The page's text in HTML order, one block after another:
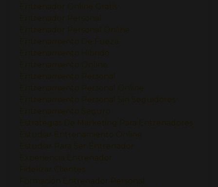
Entrenador Online Gratis
Entrenador Personal
Entrenador Personal Online
Entrenamiento De Fueza
Entrenamiento Hibrido
Entrenamiento Online
Entrenamiento Personal
Entrenamiento Personal Online
Entrenamiento Personal Sin Seguidores
Entrenamiento Seguro
Estrategias De Marketing Para Entrenadores
Estudiar Entrenamiento Online
Estudiar Para Ser Entrenador
Experiencia Entrenador
Fidelizar Clientes
Formación Entrenador Personal